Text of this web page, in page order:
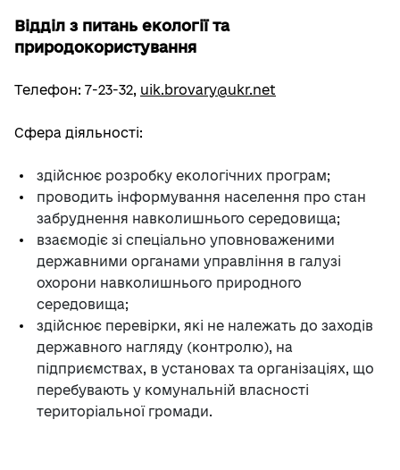
Відділ з питань екології та
природокористування
Телефон: 7-23-32, uik.brovary@ukr.net
Сфера діяльності:
здійснює розробку екологічних програм;
проводить інформування населення про стан
забруднення навколишнього середовища;
взаємодіє зі спеціально уповноваженими
державними органами управління в галузі
охорони навколишнього природного
середовища;
здійснює перевірки, які не належать до заходів
державного нагляду (контролю), на
підприємствах, в установах та організаціях, що
перебувають у комунальній власності
територіальної громади.